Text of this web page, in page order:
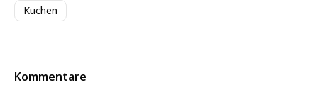
Kuchen
Kommentare